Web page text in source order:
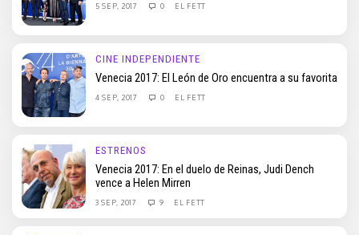
5 SEP, 2017 0 EL FETT
CINE INDEPENDIENTE
Venecia 2017: El León de Oro encuentra a su favorita
4 SEP, 2017 0 EL FETT
ESTRENOS
Venecia 2017: En el duelo de Reinas, Judi Dench
vence a Helen Mirren
3 SEP, 2017 9 EL FETT